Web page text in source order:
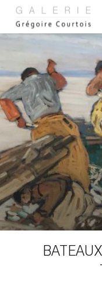
Panneau de gestion des